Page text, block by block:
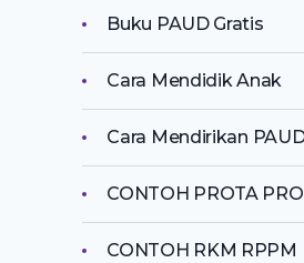
Buku PAUD Gratis
Cara Mendidik Anak
Cara Mendirikan
CONTOH PROTA
CONTOH RKM RPPM